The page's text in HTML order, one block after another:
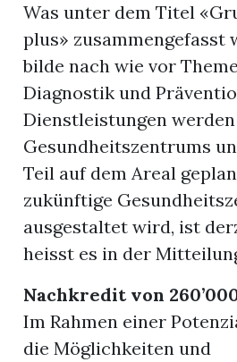
Was unter dem Titel
plus» zusammengefasst
bilde nach wie vor
Diagnostik und
Dienstleistungen
Gesundheitszentrums
Teil auf dem Areal
zukünftige
ausgestaltet wird, ist
heisst es in der
Nachkredit von
Im Rahmen einer
die Möglichkeiten und